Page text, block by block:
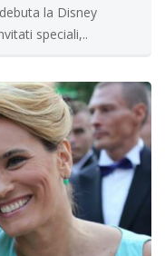
la Disney
speciali,..